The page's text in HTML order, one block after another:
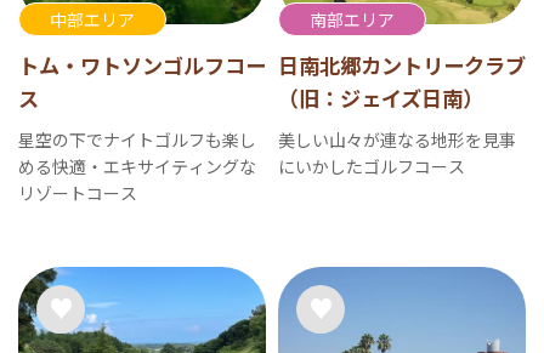
中部エリア
トム・ワトソンゴルフコー
ス
星空の下でナイトゴルフも楽し
める快適・エキサイティングな
リゾートコース
南部エリア
日南北郷カントリークラブ
（旧：ジェイズ日南）
美しい山々が連なる地形を見事
にいかしたゴルフコース